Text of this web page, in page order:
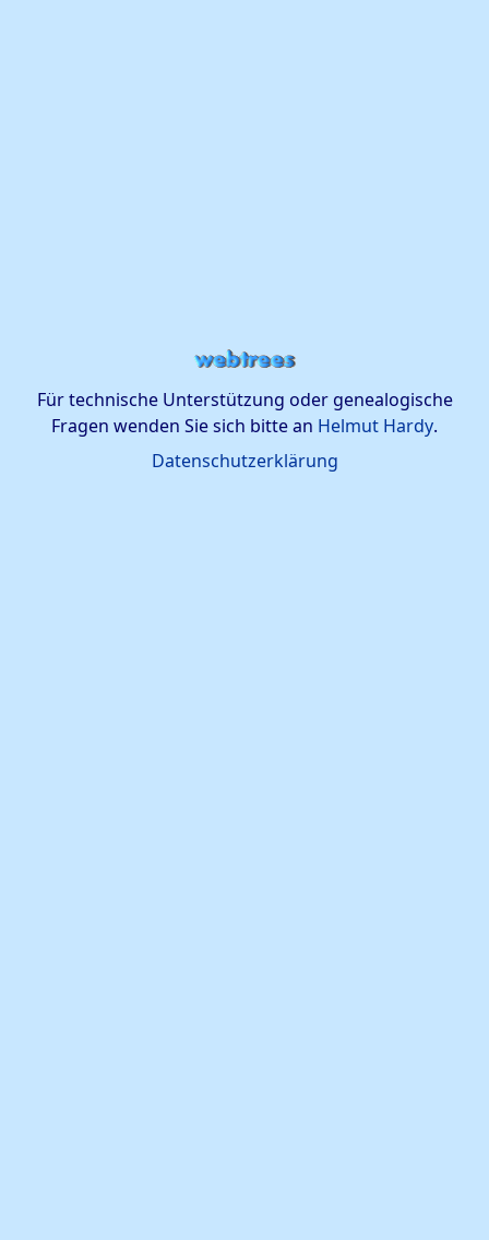
Für technische Unterstützung oder genealogische
Fragen wenden Sie sich bitte an Helmut Hardy.
Datenschutzerklärung